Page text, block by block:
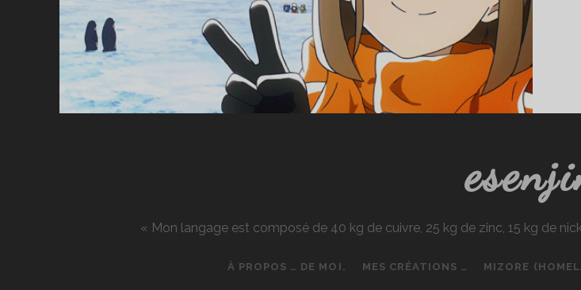
« Mon langage est composé de 40 kg de cuivre, 25 kg de zinc, 15 kg de
À PROPOS … DE MOI. MES CRÉATIONS … MIZORE